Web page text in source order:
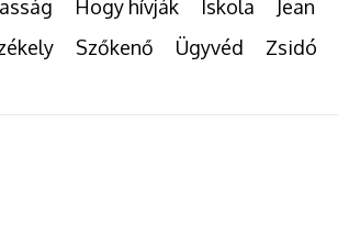
Hogy hívják Iskola Jean
Szőkenő Ügyvéd Zsidó